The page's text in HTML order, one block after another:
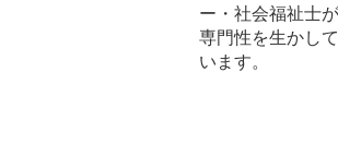
ー・社会福祉士が
専門性を生かし
います。